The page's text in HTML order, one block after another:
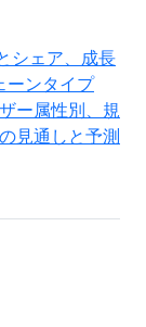
シェア、成長
ーンタイプ
ー属性別、規
見通しと予測